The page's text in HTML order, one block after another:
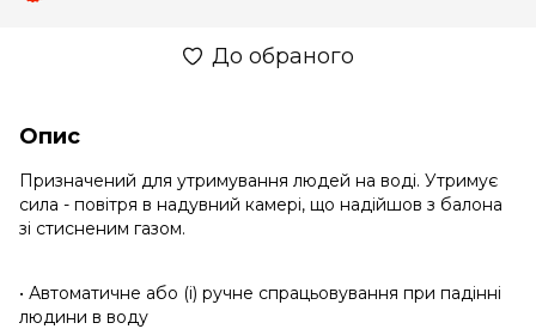
До обраного
Опис
Призначений для утримування людей на воді. Утримує
сила - повітря в надувний камері, що надійшов з балона
зі стисненим газом.
• Автоматичне або (і) ручне спрацьовування при падінні
людини в воду